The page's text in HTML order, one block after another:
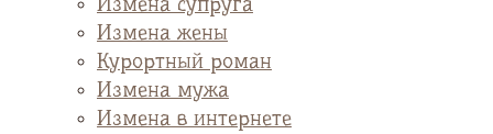
Измена жены
Курортный роман
Измена мужа
Измена в интернете